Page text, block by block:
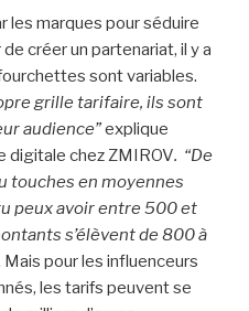
les marques pour séduire
créer un partenariat, il y a
sont variables.
grille tarifaire, ils sont
audience”explique
digitale chez ZMIROV. “De
touches en moyennes
peux avoir entre 500 et
s’élèvent de 800 à
pour les influenceurs
les tarifs peuvent se